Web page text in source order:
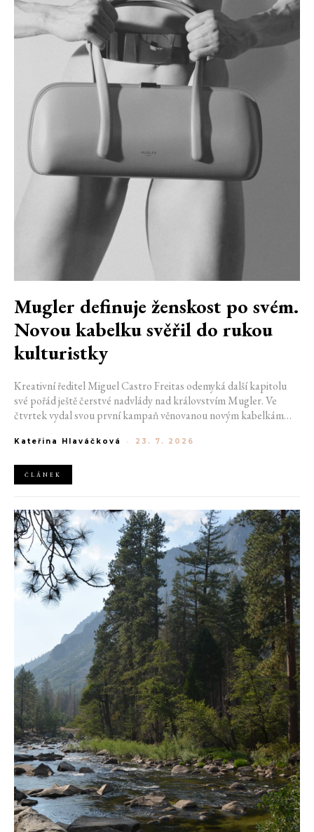
Mugler definuje ženskost po svém.
Novou kabelku svěřil do rukou
kulturistky
Kreativní ředitel Miguel Castro Freitas odemyká další kapitolu
své pořád ještě čerstvé nadvlády nad královstvím Mugler. Ve
čtvrtek vydal svou první kampaň věnovanou novým kabelkám
do módního domu dorazil. Umně mísí výrazy minulosti a dávných
Kateřina Hlaváčková - 23. 7. 2026
ČLÁNEK